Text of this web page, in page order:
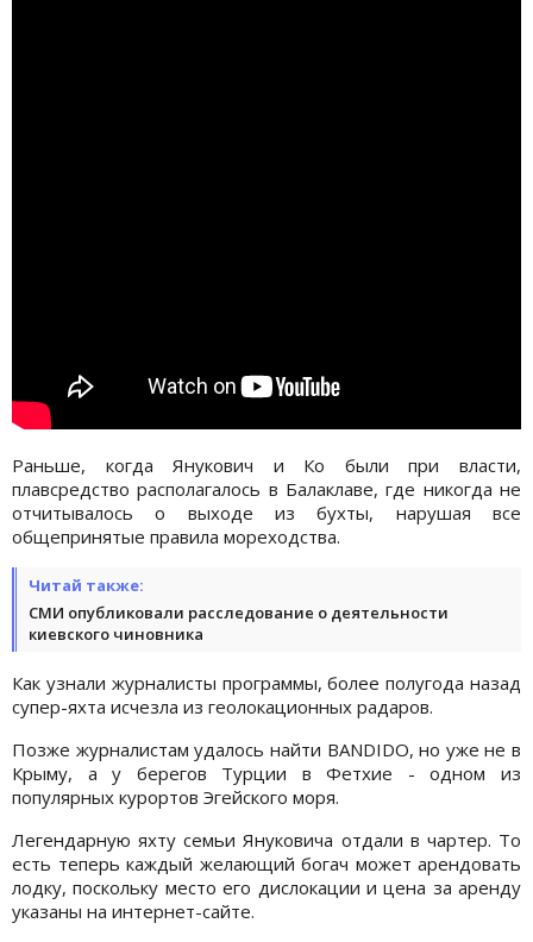
Раньше, когда Янукович и Ко были при власти,
плавсредство располагалось в Балаклаве, где никогда не
отчитывалось о выходе из бухты, нарушая все
общепринятые правила мореходства.
Читай также:
СМИ опубликовали расследование о деятельности
киевского чиновника
Как узнали журналисты программы, более полугода назад
супер-яхта исчезла из геолокационных радаров.
Позже журналистам удалось найти BANDIDO, но уже не в
Крыму, а у берегов Турции в Фетхие - одном из
популярных курортов Эгейского моря.
Легендарную яхту семьи Януковича отдали в чартер. То
есть теперь каждый желающий богач может арендовать
лодку, поскольку место его дислокации и цена за аренду
указаны на интернет-сайте.